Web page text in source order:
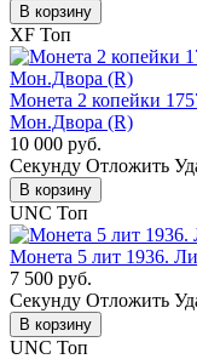
В корзину
XF Топ
Монета 2 копейки
Мон.Двора (R)
10 000 руб.
Cекунду Отложить
В корзину
UNC Топ
Монета 5 лит 1936.
7 500 руб.
Cекунду Отложить
В корзину
UNC Топ